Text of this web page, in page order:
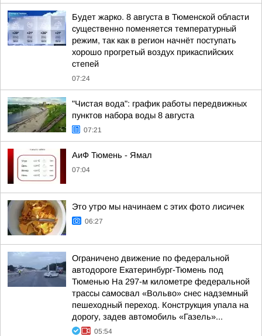
Будет жарко. 8 августа в Тюменской области
существенно поменяется температурный
режим, так как в регион начнёт поступать
хорошо прогретый воздух прикаспийских
степей
07:24
"Чистая вода": график работы передвижных
пунктов набора воды 8 августа
07:21
АиФ Тюмень - Ямал
07:04
Это утро мы начинаем с этих фото лисичек
06:27
Ограничено движение по федеральной
автодороге Екатеринбург-Тюмень под
Тюменью На 297-м километре федеральной
трассы самосвал «Вольво» снес надземный
пешеходный переход. Конструкция упала на
дорогу, задев автомобиль «Газель»...
05:54